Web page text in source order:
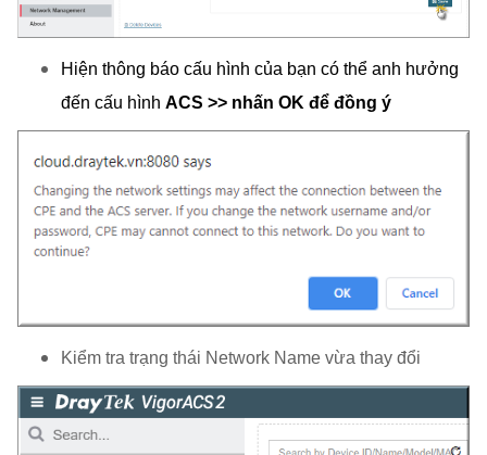
Hiện thông báo cấu hình của bạn có thể anh hưởng
đến cấu hình ACS >> nhấn OK để đồng ý
Kiểm tra trạng thái Network Name vừa thay đổi